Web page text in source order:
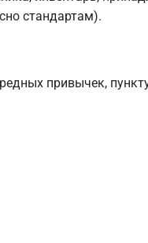
стандартам).
привычек,